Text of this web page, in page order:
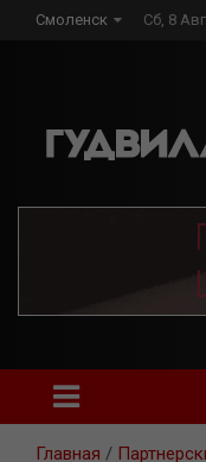
Смоленск Сб, 8
Главная